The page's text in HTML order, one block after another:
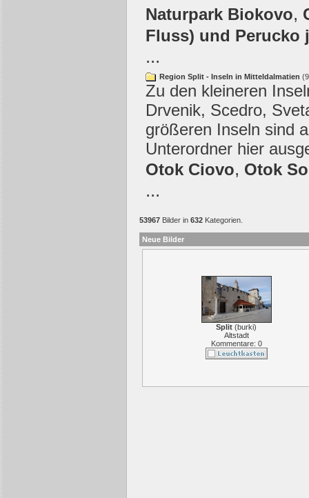
Naturpark Biokovo,
Fluss) und Perucko
...
Region Split - Inseln in Mitteldalmatien
Zu den kleineren
Drvenik, Scedro,
größeren Inseln sind
Unterordner hier
Otok Ciovo, Otok
...
53967 Bilder in 632 Kategorien.
Neue Bilder
Split (burki)
Altstadt
Kommentare: 0